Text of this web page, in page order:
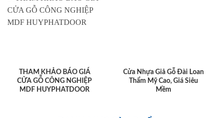
THAM KHẢO BÁO GIÁ
CỬA GỖ CÔNG NGHIỆP
MDF HUYPHATDOOR
Cửa Nhựa Giả Gỗ Đài Loan
Thẩm Mỹ Cao, Giá Siêu
Mềm